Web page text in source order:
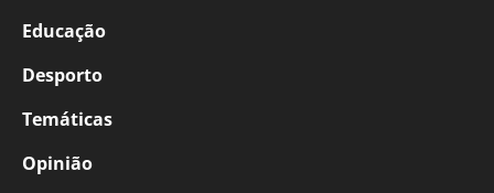
Educação
Desporto
Temáticas
Opinião